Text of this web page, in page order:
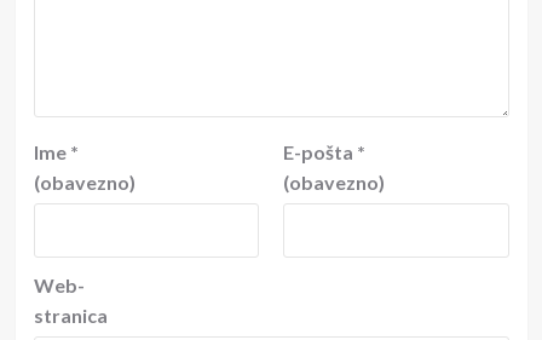
Ime *
(obavezno)
E-pošta *
(obavezno)
Web-
stranica